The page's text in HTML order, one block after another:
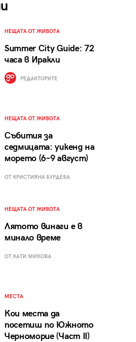
НЕЩАТА ОТ ЖИВОТА
Summer City Guide: 72
часа в Иракли
РЕДАКТОРИТЕ
НЕЩАТА ОТ ЖИВОТА
Събития за
седмицата: уикенд на
морето (6–9 август)
ОТ КРИСТИЯНА БУРДЕВА
НЕЩАТА ОТ ЖИВОТА
Лятото винаги е в
минало време
ОТ КАТИ МИКОВА
МЕСТА
Кои места да
посетиш по Южното
Черноморие (Част II)